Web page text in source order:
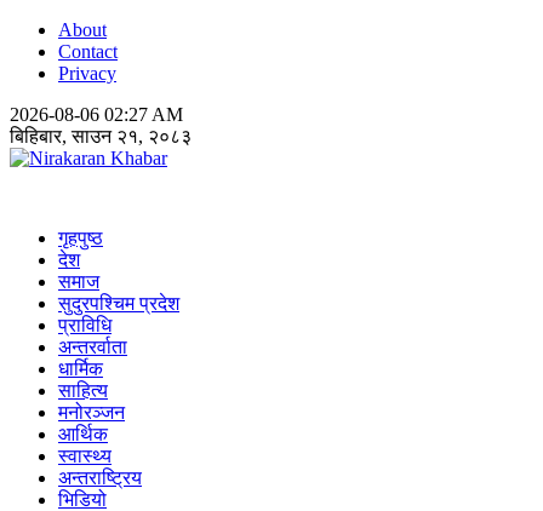
About
Contact
Privacy
2026-08-06 02:27 AM
बिहिबार, साउन २१, २०८३
गृहपुष्ठ
देश
समाज
सुदुरपश्चिम प्रदेश
प्राविधि
अन्तरर्वाता
धार्मिक
साहित्य
मनोरञ्जन
आर्थिक
स्वास्थ्य
अन्तराष्ट्रिय
भिडियो